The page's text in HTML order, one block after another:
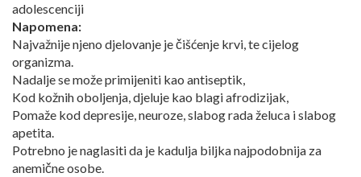
adolescenciji
Napomena:
Najvažnije njeno djelovanje je čišćenje krvi, te cijelog
organizma.
Nadalje se može primijeniti kao antiseptik,
Kod kožnih oboljenja, djeluje kao blagi afrodizijak,
Pomaže kod depresije, neuroze, slabog rada želuca i slabog
apetita.
Potrebno je naglasiti da je kadulja biljka najpodobnija za
anemične osobe.